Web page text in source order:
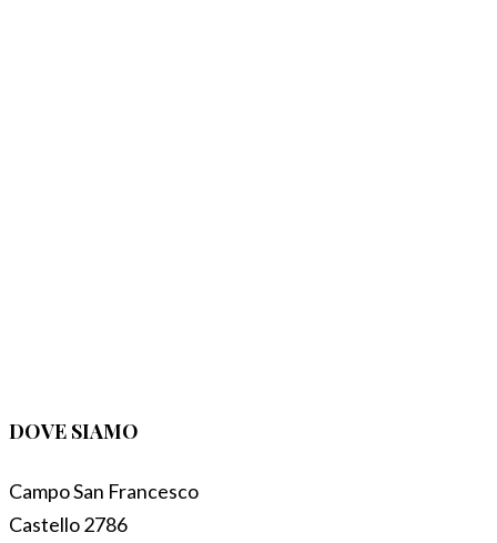
DOVE SIAMO
Campo San Francesco
Castello 2786